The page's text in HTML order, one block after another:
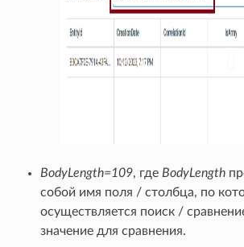
BodyLength=109, где BodyLength
собой имя поля / столбца, по
осуществляется поиск /
значение для сравнения.